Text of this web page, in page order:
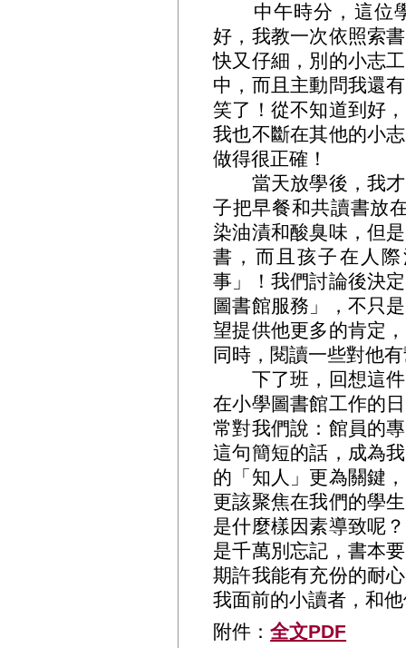
中午時分，這位學
好，我教一次依照索
快又仔細，別的小志
中，而且主動問我還
笑了！從不知道到好
我也不斷在其他的小
做得很正確！
當天放學後，我才
子把早餐和共讀書放
染油漬和酸臭味，但
書，而且孩子在人
事」！我們討論後決
圖書館服務」，不只
望提供他更多的肯定
同時，閱讀一些對他
下了班，回想這件
在小學圖書館工作的
常對我們說：館員的
這句簡短的話，成為
的「知人」更為關鍵
更該聚焦在我們的學
是什麼樣因素導致呢
是千萬別忘記，書本
期許我能有充份的耐
我面前的小讀者，和
附件：全文PDF